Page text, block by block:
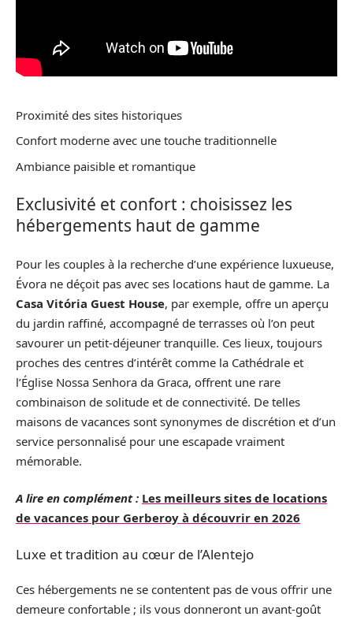
Proximité des sites historiques
Confort moderne avec une touche traditionnelle
Ambiance paisible et romantique
Exclusivité et confort : choisissez les
hébergements haut de gamme
Pour les couples à la recherche d’une expérience luxueuse,
Évora ne déçoit pas avec ses locations haut de gamme. La
Casa Vitória Guest House, par exemple, offre un aperçu
du jardin raffiné, accompagné de terrasses où l’on peut
savourer un petit-déjeuner tranquille. Ces lieux, toujours
proches des centres d’intérêt comme la Cathédrale et
l’Église Nossa Senhora da Graca, offrent une rare
combinaison de solitude et de connectivité. De telles
maisons de vacances sont synonymes de discrétion et d’un
service personnalisé pour une escapade vraiment
mémorable.
A lire en complément : Les meilleurs sites de locations
de vacances pour Gerberoy à découvrir en 2026
Luxe et tradition au cœur de l’Alentejo
Ces hébergements ne se contentent pas de vous offrir une
demeure confortable ; ils vous donneront un avant-goût